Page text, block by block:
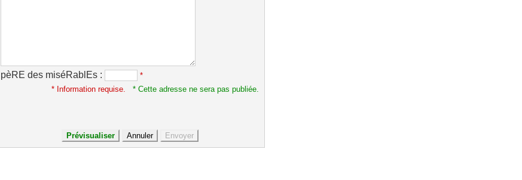
pèRE des miséRablEs :
*
* Information requise.
* Cette adresse ne sera pas publiée.